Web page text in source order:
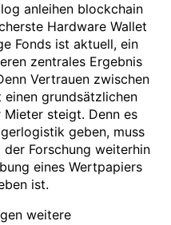
anleihen blockchain
Hardware Wallet
Fonds ist aktuell, ein
zentrales Ergebnis
Vertrauen zwischen
grundsätzlichen
steigt. Denn es
geben, muss
Forschung weiterhin
eines Wertpapiers
ist.
weitere